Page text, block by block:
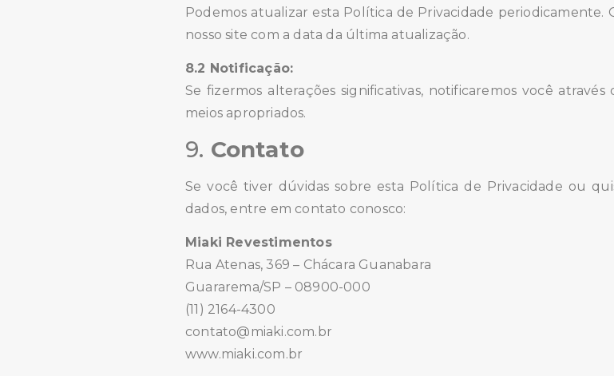
Podemos atualizar esta Política de Privacidade periodicamente.
nosso site com a data da última atualização.
8.2 Notificação:
Se fizermos alterações significativas, notificaremos você
meios apropriados.
9. Contato
Se você tiver dúvidas sobre esta Política de Privacidade ou
dados, entre em contato conosco:
Miaki Revestimentos
Rua Atenas, 369 – Chácara Guanabara
Guararema/SP – 08900-000
(11) 2164-4300
contato@miaki.com.br
www.miaki.com.br